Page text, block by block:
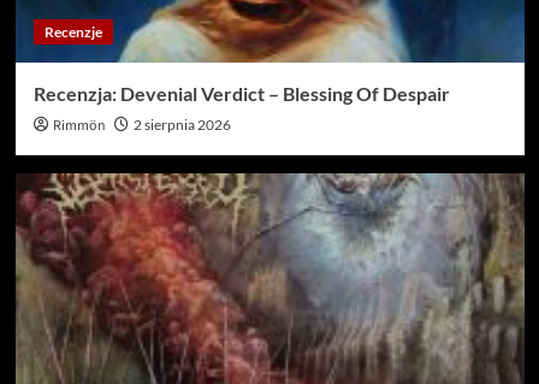
Recenzje
Recenzja: Devenial Verdict – Blessing Of Despair
Rimmön 2 sierpnia 2026